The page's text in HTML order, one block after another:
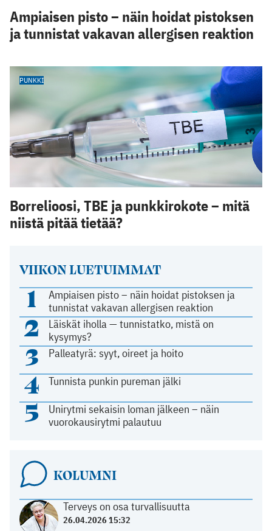
VIIKON LUETUIMMAT
1
Ampiaisen pisto – näin hoidat pistoksen ja
tunnistat vakavan allergisen reaktion
2
Läiskät iholla — tunnistatko, mistä on
kysymys?
3 Palleatyrä: syyt, oireet ja hoito
4 Tunnista punkin pureman jälki
5
Unirytmi sekaisin loman jälkeen – näin
vuorokausirytmi palautuu
KOLUMNI
Terveys on osa turvallisuutta
26.04.2026 15:32
Ampiaisen pisto – näin hoidat pistoksen
ja tunnistat vakavan allergisen reaktion
PUNKKI
Borrelioosi, TBE ja punkkirokote – mitä
niistä pitää tietää?